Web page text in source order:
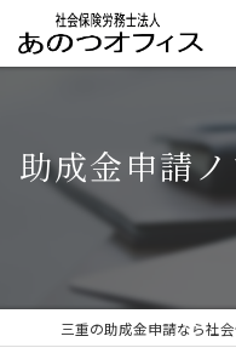
助成金申請